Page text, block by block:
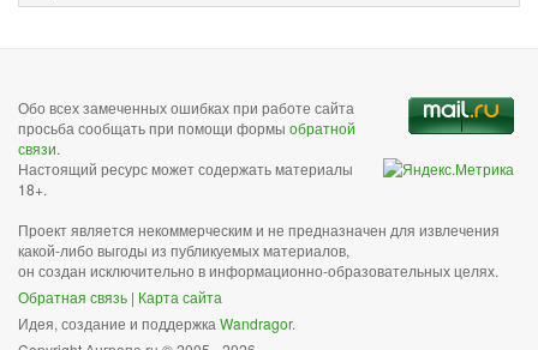
Обо всех замеченных ошибках при работе сайта
просьба сообщать при помощи формы обратной
связи.
Настоящий ресурс может содержать материалы
18+.
Проект является некоммерческим и не предназначен для извлечения
какой-либо выгоды из публикуемых материалов,
он создан исключительно в информационно-образовательных целях.
Обратная связь | Карта сайта
Идея, создание и поддержка Wandragor.